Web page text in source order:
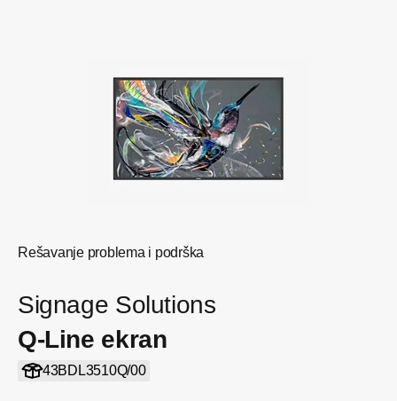
Rešavanje problema i podrška
Signage Solutions
Q-Line ekran
43BDL3510Q/00